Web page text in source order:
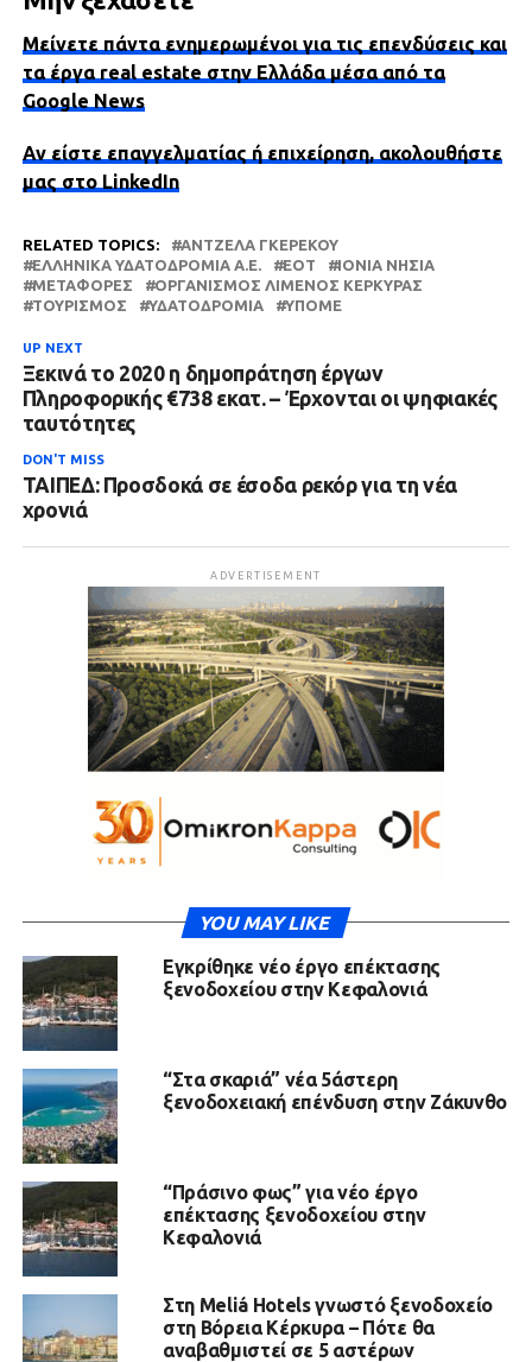
Μείνετε πάντα ενημερωμένοι για τις επενδύσεις και
τα έργα real estate στην Ελλάδα μέσα από τα
Google News
Αν είστε επαγγελματίας ή επιχείρηση, ακολουθήστε
μας στο LinkedIn
RELATED TOPICS:
ΆΝΤΖΕΛΑ ΓΚΕΡΈΚΟΥ
ΕΛΛΗΝΙΚΆ ΥΔΑΤΟΔΡΌΜΙΑ Α.Ε.
ΕΟΤ
ΙΟΝΙΑ ΝΗΣΙΑ
ΜΕΤΑΦΟΡΈΣ
ΟΡΓΑΝΙΣΜΌΣ ΛΙΜΈΝΟΣ ΚΈΡΚΥΡΑΣ
ΤΟΥΡΙΣΜΌΣ
ΥΔΑΤΟΔΡΌΜΙΑ ΥΠΟΜΕ
UP NEXT
Ξεκινά το 2020 η δημοπράτηση έργων
Πληροφορικής €738 εκατ. – Έρχονται οι ψηφιακές
ταυτότητες
DON'T MISS
ΤΑΙΠΕΔ: Προσδοκά σε έσοδα ρεκόρ για τη νέα
χρονιά
ADVERTISEMENT
YOU MAY LIKE
Εγκρίθηκε νέο έργο επέκτασης
ξενοδοχείου στην Κεφαλονιά
“Στα σκαριά” νέα 5άστερη
ξενοδοχειακή επένδυση στην Ζάκυνθο
“Πράσινο φως” για νέο έργο
επέκτασης ξενοδοχείου στην
Κεφαλονιά
Στη Meliá Hotels γνωστό ξενοδοχείο
στη Βόρεια Κέρκυρα – Πότε θα
αναβαθμιστεί σε 5 αστέρων